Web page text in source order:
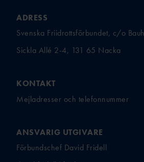
ADRESS
Svenska Friidrottsförbundet, c/o
Sickla Allé 2-4, 131 65 Nacka
KONTAKT
Mejladresser och telefonnummer
ANSVARIG UTGIVARE
Förbundschef David Fridell